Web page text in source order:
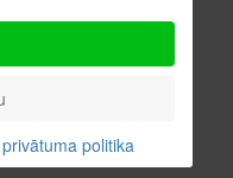
politika